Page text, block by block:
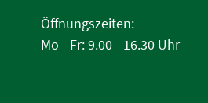
Öffnungszeiten:
Mo - Fr: 9.00 - 16.30 Uhr